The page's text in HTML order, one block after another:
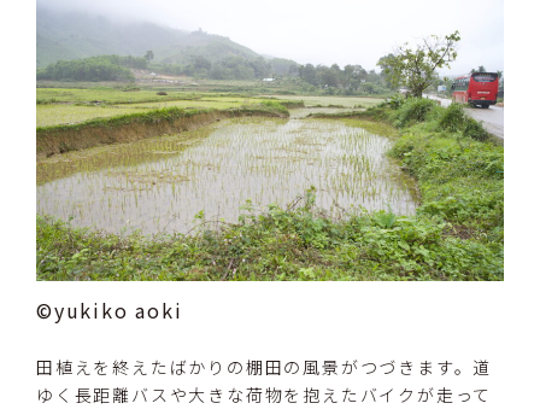
©yukiko aoki
田植えを終えたばかりの棚田の風景がつづきます。道
ゆく長距離バスや大きな荷物を抱えたバイクが走って